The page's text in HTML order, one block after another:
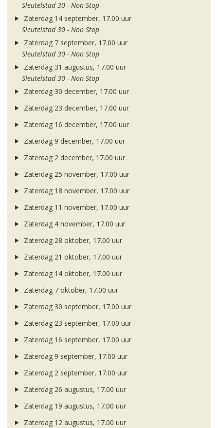
Sleutelstad 30 - Non Stop
Zaterdag 14 september, 17.00 uur
Sleutelstad 30 - Non Stop
Zaterdag 7 september, 17.00 uur
Sleutelstad 30 - Non Stop
Zaterdag 31 augustus, 17.00 uur
Sleutelstad 30 - Non Stop
Zaterdag 30 december, 17.00 uur
Zaterdag 23 december, 17.00 uur
Zaterdag 16 december, 17.00 uur
Zaterdag 9 december, 17.00 uur
Zaterdag 2 december, 17.00 uur
Zaterdag 25 november, 17.00 uur
Zaterdag 18 november, 17.00 uur
Zaterdag 11 november, 17.00 uur
Zaterdag 4 november, 17.00 uur
Zaterdag 28 oktober, 17.00 uur
Zaterdag 21 oktober, 17.00 uur
Zaterdag 14 oktober, 17.00 uur
Zaterdag 7 oktober, 17.00 uur
Zaterdag 30 september, 17.00 uur
Zaterdag 23 september, 17.00 uur
Zaterdag 16 september, 17.00 uur
Zaterdag 9 september, 17.00 uur
Zaterdag 2 september, 17.00 uur
Zaterdag 26 augustus, 17.00 uur
Zaterdag 19 augustus, 17.00 uur
Zaterdag 12 augustus, 17.00 uur